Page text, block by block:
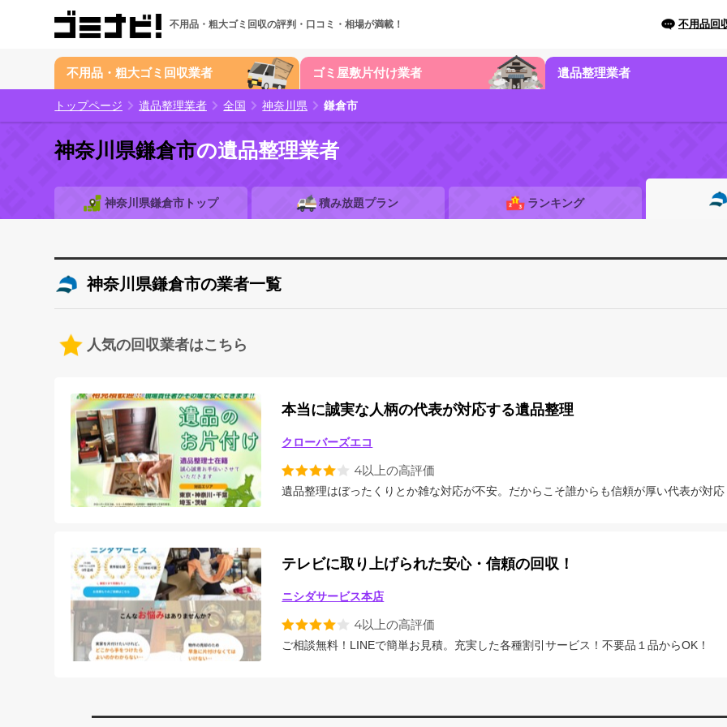
不用品・粗大ゴミ回収の評判・口コミ・相場が満載！ 不用品回
不用品・粗大ゴミ回収業者 ゴミ屋敷片付け業者 遺品整理業者
トップページ 遺品整理業者 全国 神奈川県 鎌倉市
神奈川県鎌倉市の遺品整理業者
神奈川県鎌倉市トップ 積み放題プラン ランキング
神奈川県鎌倉市の業者一覧
人気の回収業者はこちら
本当に誠実な人柄の代表が対応する遺品整理
クローバーズエコ
4以上の高評価
遺品整理はぼったくりとか雑な対応が不安。だからこそ誰からも信頼が厚い代表が対応
テレビに取り上げられた安心・信頼の回収！
ニシダサービス本店
4以上の高評価
ご相談無料！LINEで簡単お見積。充実した各種割引サービス！不要品１品からOK！